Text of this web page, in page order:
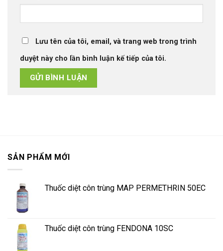
Lưu tên của tôi, email, và trang web trong trình
duyệt này cho lần bình luận kế tiếp của tôi.
SẢN PHẨM MỚI
Thuốc diệt côn trùng MAP PERMETHRIN 50EC
Thuốc diệt côn trùng FENDONA 10SC